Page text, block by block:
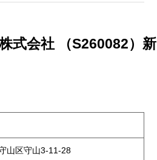
式会社 （S260082）新
山区守山3-11-28